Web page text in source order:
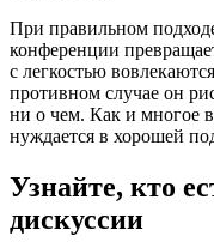
При правильном
конференции
с легкостью
противном случае он
ни о чем. Как и многое
нуждается в хорошей
Узнайте, кто
дискуссии